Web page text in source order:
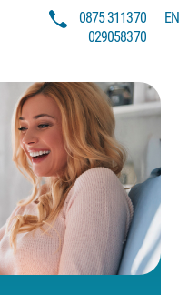
0875 311370
029058370
EN